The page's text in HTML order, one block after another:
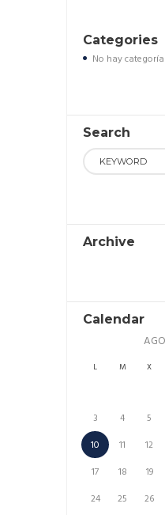
Categories
No hay
Search
Archive
Calendar
L M X
3
4 5
10
11 12
17
18 19
24
25 26